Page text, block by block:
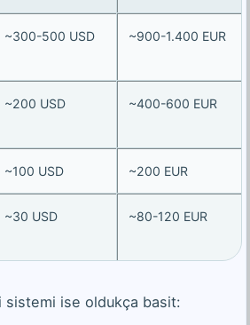
~300-500 USD ~900-1.400 EUR
~200 USD ~400-600 EUR
~100 USD ~200 EUR
~30 USD ~80-120 EUR
sistemi ise oldukça basit: